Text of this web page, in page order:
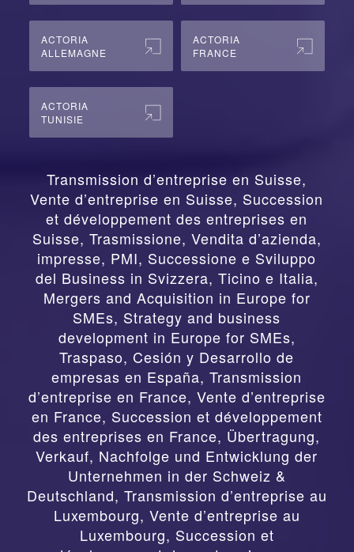
ACTORIA
ALLEMAGNE
ACTORIA
FRANCE
ACTORIA
TUNISIE
Transmission d’entreprise en Suisse,
Vente d’entreprise en Suisse, Succession
et développement des entreprises en
Suisse, Trasmissione, Vendita d’azienda,
impresse, PMI, Successione e Sviluppo
del Business in Svizzera, Ticino e Italia,
Mergers and Acquisition in Europe for
SMEs, Strategy and business
development in Europe for SMEs,
Traspaso, Cesión y Desarrollo de
empresas en España,Transmission
d’entreprise en France, Vente d’entreprise
en France, Succession et développement
des entreprises en France, Übertragung,
Verkauf, Nachfolge und Entwicklung der
Unternehmen in der Schweiz &
Deutschland, Transmission d’entreprise au
Luxembourg, Vente d’entreprise au
Luxembourg, Succession et